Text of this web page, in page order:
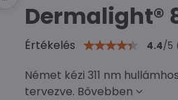
Dermalight®
Értékelés 4.4/5
Német kézi 311 nm
tervezve. Bővebben